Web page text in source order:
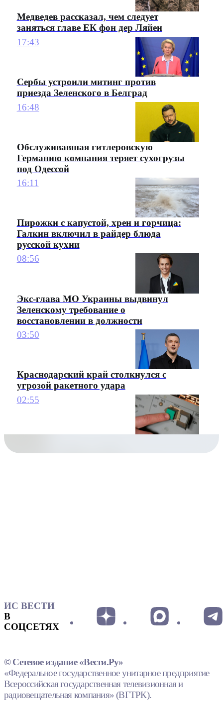
Медведев рассказал, чем следует
заняться главе ЕК фон дер Ляйен
17:43
Сербы устроили митинг против
приезда Зеленского в Белград
16:48
Обслуживавшая гитлеровскую
Германию компания теряет сухогрузы
под Одессой
16:11
Пирожки с капустой, хрен и горчица:
Галкин включил в райдер блюда
русской кухни
08:56
Экс-глава МО Украины выдвинул
Зеленскому требование о
восстановлении в должности
03:50
Краснодарский край столкнулся с
угрозой ракетного удара
02:55
ИС ВЕСТИ
В
СОЦСЕТЯХ
© Сетевое издание «Вести.Ру»
«Федеральное государственное унитарное предприятие
Всероссийская государственная телевизионная и
радиовещательная компания» (ВГТРК).